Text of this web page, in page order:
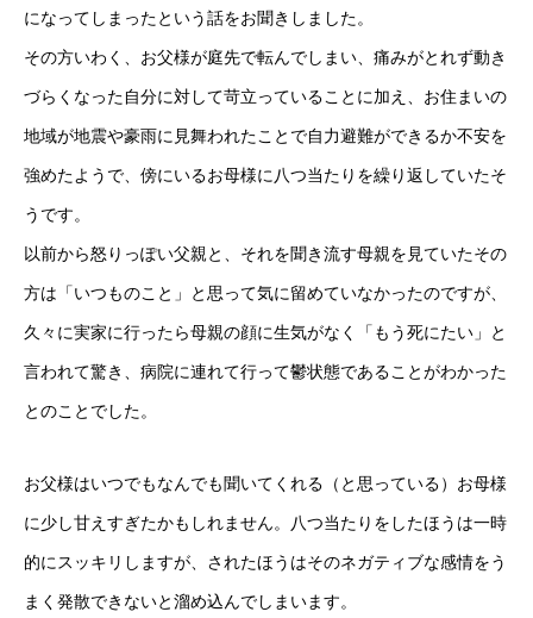
になってしまったという話をお聞きしました。
その方いわく、お父様が庭先で転んでしまい、痛みがとれず動き
づらくなった自分に対して苛立っていることに加え、お住まいの
地域が地震や豪雨に見舞われたことで自力避難ができるか不安を
強めたようで、傍にいるお母様に八つ当たりを繰り返していたそ
うです。
以前から怒りっぽい父親と、それを聞き流す母親を見ていたその
方は「いつものこと」と思って気に留めていなかったのですが、
久々に実家に行ったら母親の顔に生気がなく「もう死にたい」と
言われて驚き、病院に連れて行って鬱状態であることがわかった
とのことでした。
お父様はいつでもなんでも聞いてくれる（と思っている）お母様
に少し甘えすぎたかもしれません。八つ当たりをしたほうは一時
的にスッキリしますが、されたほうはそのネガティブな感情をう
まく発散できないと溜め込んでしまいます。